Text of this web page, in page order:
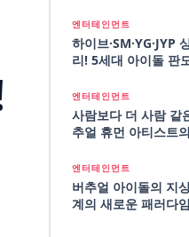
엔터테인먼트
하이브·SM·YG·JYP
리! 5세대 아이돌 판
엔터테인먼트
사람보다 더 사람 같
추얼 휴먼 아티스트
엔터테인먼트
버추얼 아이돌의 지
계의 새로운 패러다